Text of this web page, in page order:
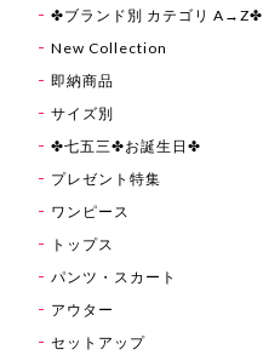
✤ブランド別 カテゴリ A→Z✤
New Collection
即納商品
サイズ別
✤七五三✤お誕生日✤
プレゼント特集
ワンピース
トップス
パンツ・スカート
アウター
セットアップ